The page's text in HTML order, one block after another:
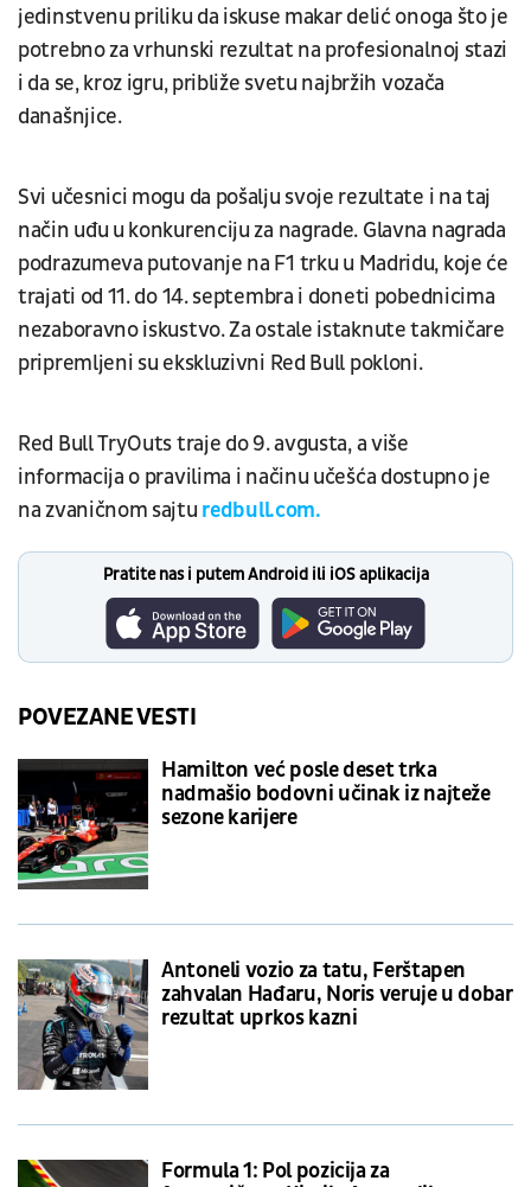
jedinstvenu priliku da iskuse makar delić onoga što je
potrebno za vrhunski rezultat na profesionalnoj stazi
i da se, kroz igru, približe svetu najbržih vozača
današnjice.
Svi učesnici mogu da pošalju svoje rezultate i na taj
način uđu u konkurenciju za nagrade. Glavna nagrada
podrazumeva putovanje na F1 trku u Madridu, koje će
trajati od 11. do 14. septembra i doneti pobednicima
nezaboravno iskustvo. Za ostale istaknute takmičare
pripremljeni su ekskluzivni Red Bull pokloni.
Red Bull TryOuts traje do 9. avgusta, a više
informacija o pravilima i načinu učešća dostupno je
na zvaničnom sajtu redbull.com.
Pratite nas i putem Android ili iOS aplikacija
POVEZANE VESTI
Hamilton već posle deset trka
nadmašio bodovni učinak iz najteže
sezone karijere
Antoneli vozio za tatu, Ferštapen
zahvalan Hađaru, Noris veruje u dobar
rezultat uprkos kazni
Formula 1: Pol pozicija za